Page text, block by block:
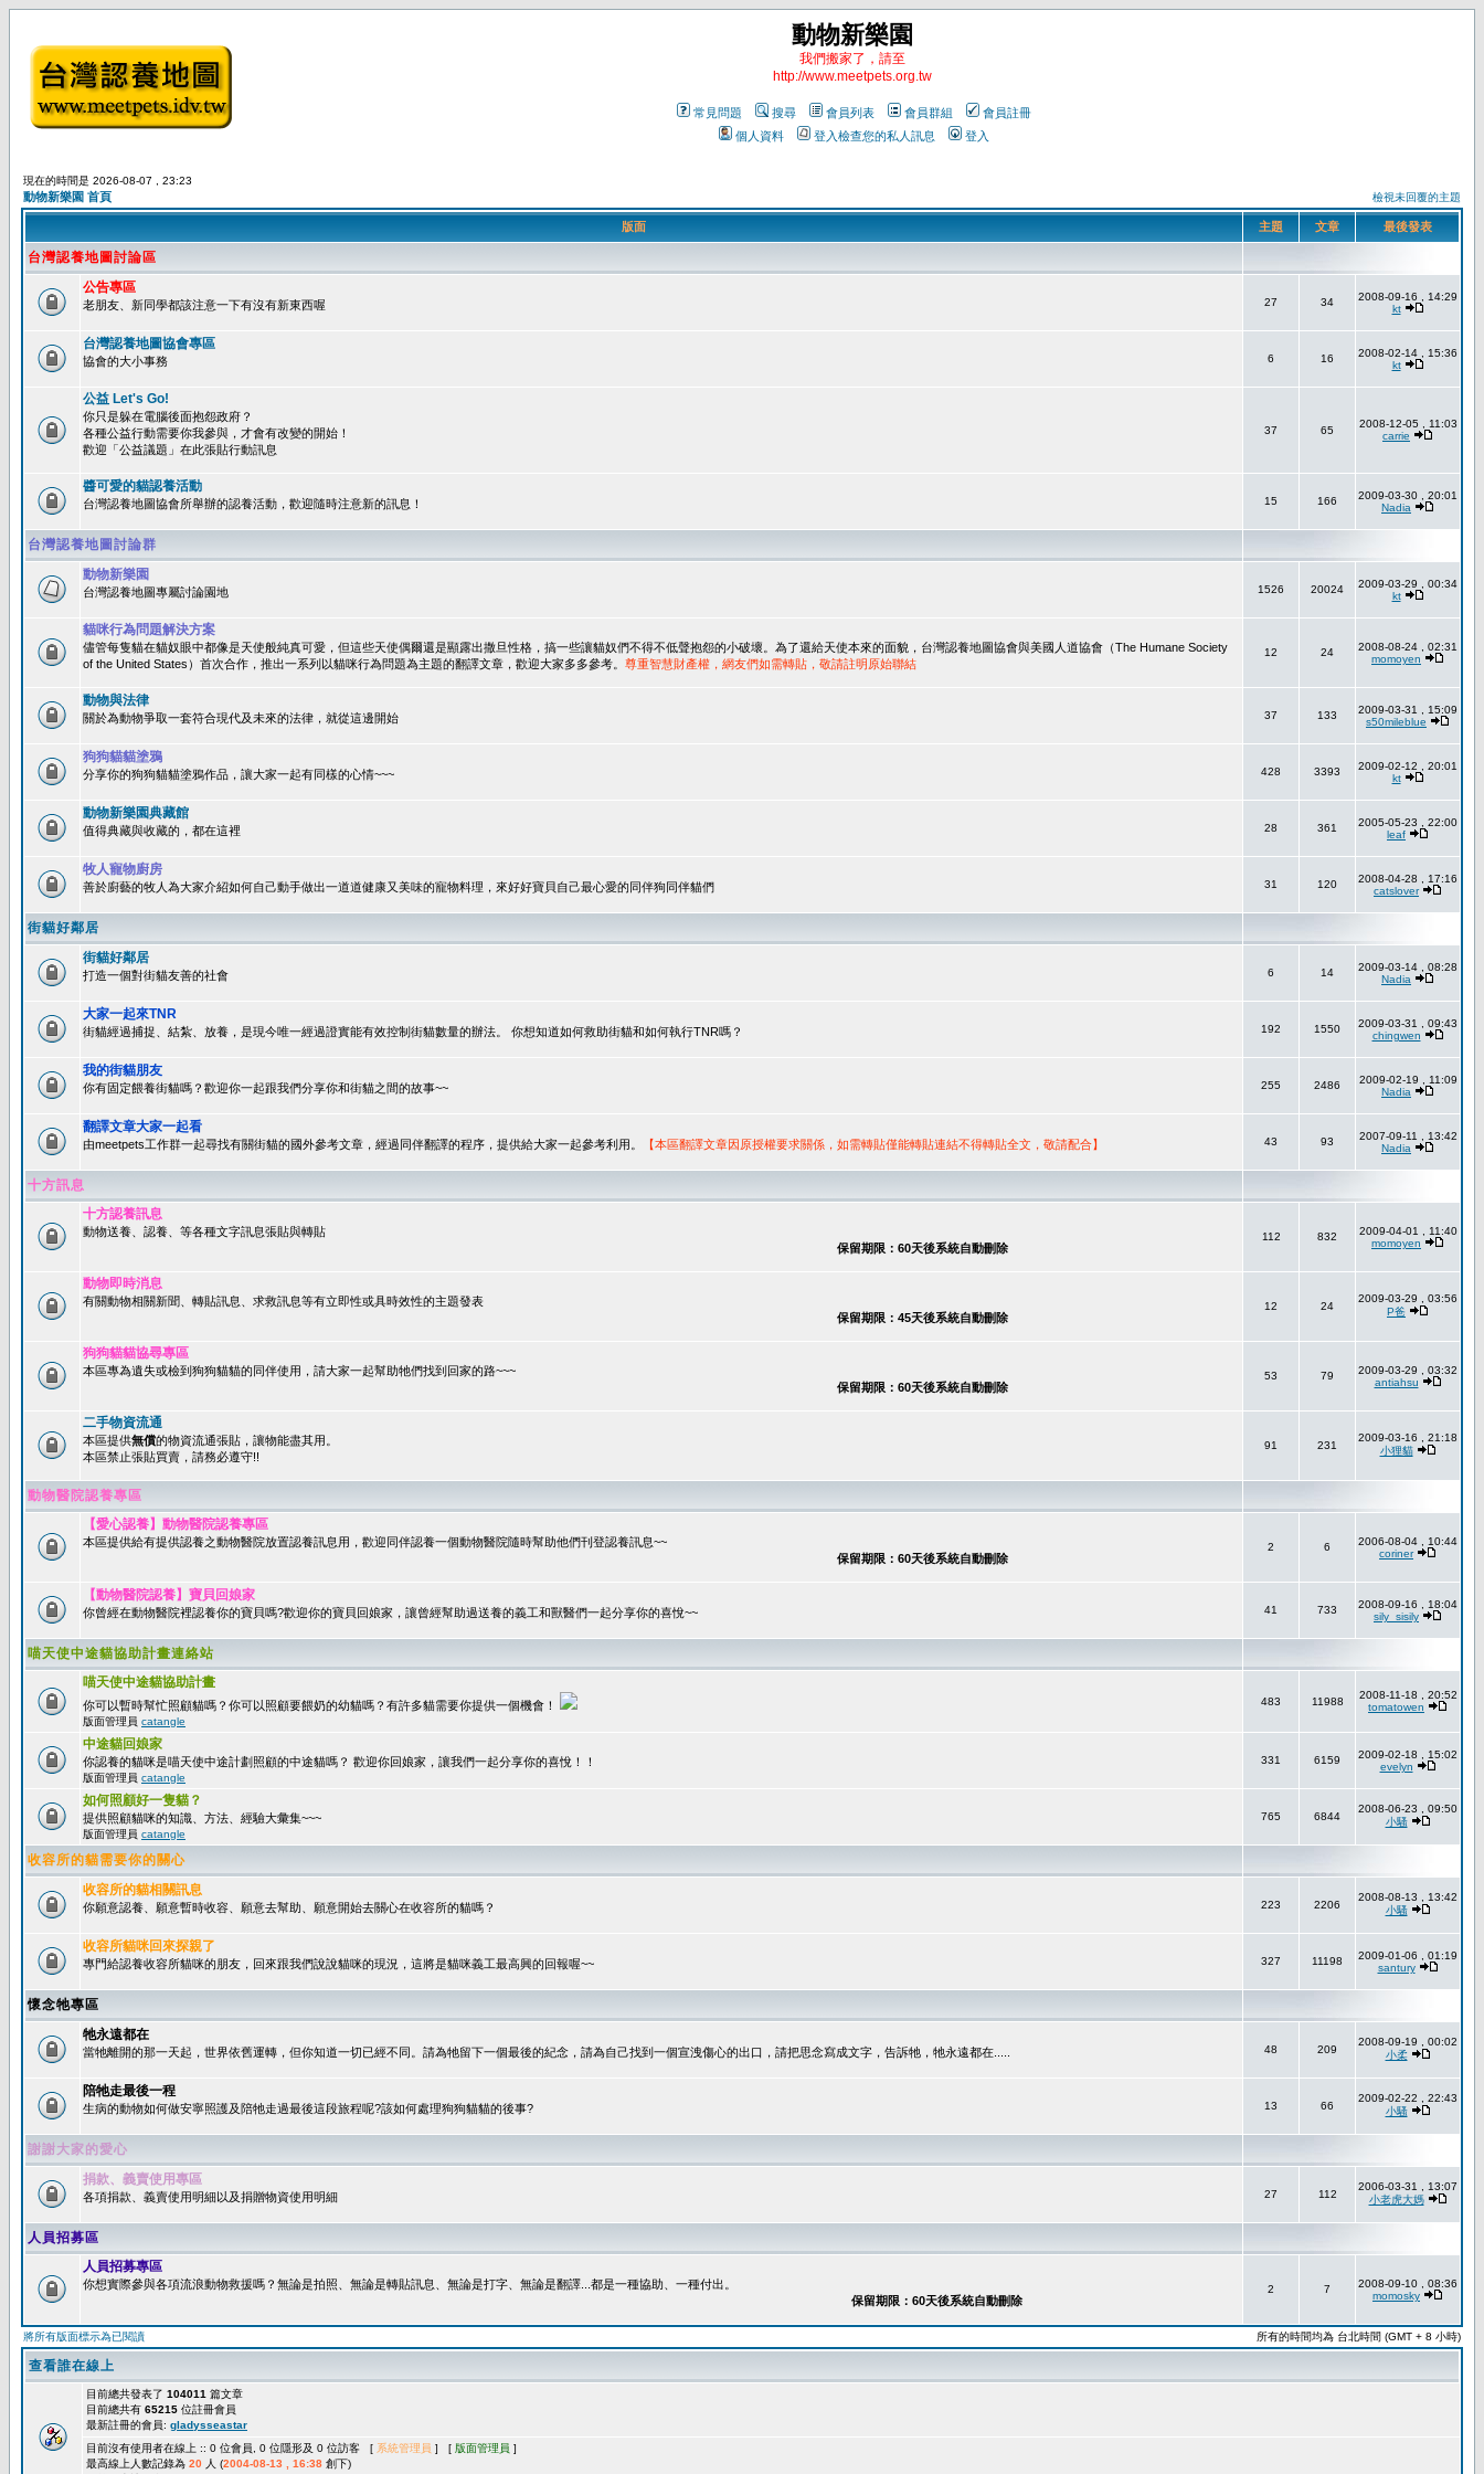
動物新樂園
我們搬家了，請至
http://www.meetpets.org.tw
常見問題 搜尋 會員列表 會員群組
會員註冊
個人資料
登入檢查您的私人訊息 登入
現在的時間是 2026-08-07 , 23:23
動物新樂園 首頁 檢視未回覆的主題
版面 主題 文章 最後發表
台灣認養地圖討論區
公告專區
老朋友、新同學都該注意一下有沒有新東西喔 27 34
2008-09-16 , 14:29
kt
台灣認養地圖協會專區
協會的大小事務 6 16
2008-02-14 , 15:36
kt
公益 Let's Go!
你只是躲在電腦後面抱怨政府？
各種公益行動需要你我參與，才會有改變的開始！
歡迎「公益議題」在此張貼行動訊息
37 65
2008-12-05 , 11:03
carrie
醬可愛的貓認養活動
台灣認養地圖協會所舉辦的認養活動，歡迎隨時注意新的訊息！ 15 166
2009-03-30 , 20:01
Nadia
台灣認養地圖討論群
動物新樂園
台灣認養地圖專屬討論園地 1526 20024
2009-03-29 , 00:34
kt
貓咪行為問題解決方案
儘管每隻貓在貓奴眼中都像是天使般純真可愛，但這些天使偶爾還是顯露出撒旦性格，搞一些讓貓奴們不得不低聲抱怨的小破壞。為了還給天使本來的面貌，台灣認養地圖協會與美國人道協會（The Humane Society
of the United States）首次合作，推出一系列以貓咪行為問題為主題的翻譯文章，歡迎大家多多參考。 尊重智慧財產權，網友們如需轉貼，敬請註明原始聯結
12 24
2008-08-24 , 02:31
momoyen
動物與法律
關於為動物爭取一套符合現代及未來的法律，就從這邊開始 37 133
2009-03-31 , 15:09
s50mileblue
狗狗貓貓塗鴉
分享你的狗狗貓貓塗鴉作品，讓大家一起有同樣的心情~~~ 428 3393
2009-02-12 , 20:01
kt
動物新樂園典藏館
值得典藏與收藏的，都在這裡 28 361
2005-05-23 , 22:00
leaf
牧人寵物廚房
善於廚藝的牧人為大家介紹如何自己動手做出一道道健康又美味的寵物料理，來好好寶貝自己最心愛的同伴狗同伴貓們 31 120
2008-04-28 , 17:16
catslover
街貓好鄰居
街貓好鄰居
打造一個對街貓友善的社會 6 14
2009-03-14 , 08:28
Nadia
大家一起來TNR
街貓經過捕捉、結紮、放養，是現今唯一經過證實能有效控制街貓數量的辦法。 你想知道如何救助街貓和如何執行TNR嗎？ 192 1550
2009-03-31 , 09:43
chingwen
我的街貓朋友
你有固定餵養街貓嗎？歡迎你一起跟我們分享你和街貓之間的故事~~ 255 2486
2009-02-19 , 11:09
Nadia
翻譯文章大家一起看
由meetpets工作群一起尋找有關街貓的國外參考文章，經過同伴翻譯的程序，提供給大家一起參考利用。 【本區翻譯文章因原授權要求關係，如需轉貼僅能轉貼連結不得轉貼全文，敬請配合】 43 93
2007-09-11 , 13:42
Nadia
十方訊息
十方認養訊息
動物送養、認養、等各種文字訊息張貼與轉貼
保留期限：60天後系統自動刪除
112 832
2009-04-01 , 11:40
momoyen
動物即時消息
有關動物相關新聞、轉貼訊息、求救訊息等有立即性或具時效性的主題發表
保留期限：45天後系統自動刪除
12 24
2009-03-29 , 03:56
P爸
狗狗貓貓協尋專區
本區專為遺失或檢到狗狗貓貓的同伴使用，請大家一起幫助牠們找到回家的路~~~
保留期限：60天後系統自動刪除
53 79
2009-03-29 , 03:32
antiahsu
二手物資流通
本區提供無償的物資流通張貼，讓物能盡其用。
本區禁止張貼買賣，請務必遵守!!
91 231
2009-03-16 , 21:18
小狸貓
動物醫院認養專區
【愛心認養】動物醫院認養專區
本區提供給有提供認養之動物醫院放置認養訊息用，歡迎同伴認養一個動物醫院隨時幫助他們刊登認養訊息~~
保留期限：60天後系統自動刪除
2 6
2006-08-04 , 10:44
coriner
【動物醫院認養】寶貝回娘家
你曾經在動物醫院裡認養你的寶貝嗎?歡迎你的寶貝回娘家，讓曾經幫助過送養的義工和獸醫們一起分享你的喜悅~~ 41 733
2008-09-16 , 18:04
sily_sisily
喵天使中途貓協助計畫連絡站
喵天使中途貓協助計畫
你可以暫時幫忙照顧貓嗎？你可以照顧要餵奶的幼貓嗎？有許多貓需要你提供一個機會！
版面管理員 catangle
483 11988
2008-11-18 , 20:52
tomatowen
中途貓回娘家
你認養的貓咪是喵天使中途計劃照顧的中途貓嗎？ 歡迎你回娘家，讓我們一起分享你的喜悅！！
版面管理員 catangle
331 6159
2009-02-18 , 15:02
evelyn
如何照顧好一隻貓？
提供照顧貓咪的知識、方法、經驗大彙集~~~
版面管理員 catangle
765 6844
2008-06-23 , 09:50
小騷
收容所的貓需要你的關心
收容所的貓相關訊息
你願意認養、願意暫時收容、願意去幫助、願意開始去關心在收容所的貓嗎？ 223 2206
2008-08-13 , 13:42
小騷
收容所貓咪回來探親了
專門給認養收容所貓咪的朋友，回來跟我們說說貓咪的現況，這將是貓咪義工最高興的回報喔~~ 327 11198
2009-01-06 , 01:19
santury
懷念牠專區
牠永遠都在
當牠離開的那一天起，世界依舊運轉，但你知道一切已經不同。請為牠留下一個最後的紀念，請為自己找到一個宣洩傷心的出口，請把思念寫成文字，告訴牠，牠永遠都在..... 48 209
2008-09-19 , 00:02
小柔
陪牠走最後一程
生病的動物如何做安寧照護及陪牠走過最後這段旅程呢?該如何處理狗狗貓貓的後事? 13 66
2009-02-22 , 22:43
小騷
謝謝大家的愛心
捐款、義賣使用專區
各項捐款、義賣使用明細以及捐贈物資使用明細 27 112
2006-03-31 , 13:07
小老虎大媽
人員招募區
人員招募專區
你想實際參與各項流浪動物救援嗎？無論是拍照、無論是轉貼訊息、無論是打字、無論是翻譯...都是一種協助、一種付出。
保留期限：60天後系統自動刪除
2 7
2008-09-10 , 08:36
momosky
將所有版面標示為已閱讀 所有的時間均為 台北時間 (GMT + 8 小時)
查看誰在線上
目前總共發表了 104011 篇文章
目前總共有 65215 位註冊會員
最新註冊的會員: gladysseastar
目前沒有使用者在線上 :: 0 位會員, 0 位隱形及 0 位訪客 [ 系統管理員 ] [ 版面管理員 ]
最高線上人數記錄為 20 人 (2004-08-13 , 16:38 創下)